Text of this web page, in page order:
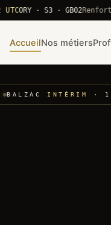
· S3 · GB02 Renfort
AccueilNos métiers
BALZAC INTÉRIM ·